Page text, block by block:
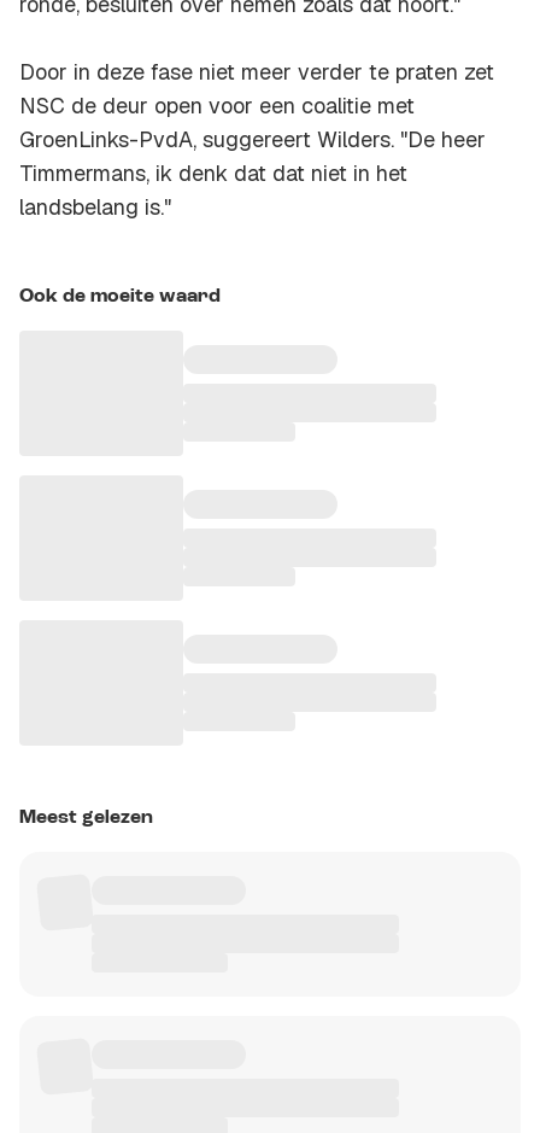
Door in deze fase niet meer verder te praten zet
NSC de deur open voor een coalitie met
GroenLinks-PvdA, suggereert Wilders. "De heer
Timmermans, ik denk dat dat niet in het
landsbelang is."
Ook de moeite waard
Meest gelezen